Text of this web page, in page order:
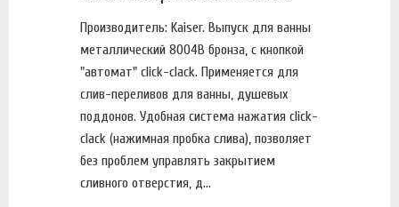
Производитель: Kaiser. Выпуск для ванны
металлический 8004B бронза, с кнопкой
"автомат" click-clack. Применяется для
слив-переливов для ванны, душевых
поддонов. Удобная система нажатия click-
clack (нажимная пробка слива), позволяет
без проблем управлять закрытием
сливного отверстия, д...